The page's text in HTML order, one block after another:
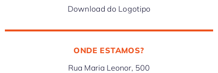
Download do Logotipo
ONDE ESTAMOS?
Rua Maria Leonor, 500